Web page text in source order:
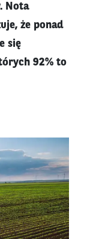
Nota
że ponad
się
92% to